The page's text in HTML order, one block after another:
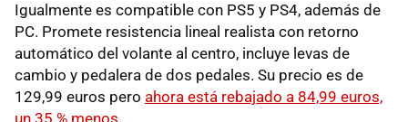
Igualmente es compatible con PS5 y PS4, además de
PC. Promete resistencia lineal realista con retorno
automático del volante al centro, incluye levas de
cambio y pedalera de dos pedales. Su precio es de
129,99 euros pero ahora está rebajado a 84,99 euros,